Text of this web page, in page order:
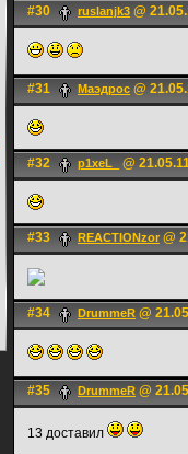
#30 ruslanjk3 @
#31 Маэдрос @
#32 p1xeL_ @
#33 REACTIONzor @
#34 DrummeR @
#35 DrummeR @
13 доставил